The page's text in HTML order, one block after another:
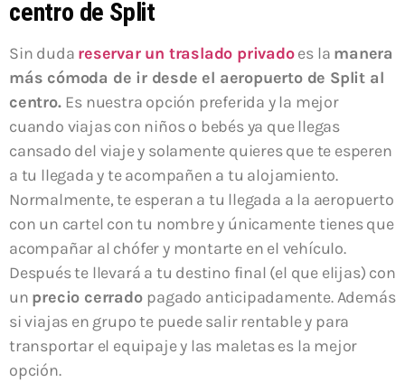
centro de Split
Sin duda reservar un traslado privadoes la manera
más cómoda de ir desde el aeropuerto de Split al
centro. Es nuestra opción preferida y la mejor
cuando viajas con niños o bebés ya que llegas
cansado del viaje y solamente quieres que te esperen
a tu llegada y te acompañen a tu alojamiento.
Normalmente, te esperan a tu llegada a la aeropuerto
con un cartel con tu nombre y únicamente tienes que
acompañar al chófer y montarte en el vehículo.
Después te llevará a tu destino final (el que elijas) con
un precio cerrado pagado anticipadamente. Además
si viajas en grupo te puede salir rentable y para
transportar el equipaje y las maletas es la mejor
opción.